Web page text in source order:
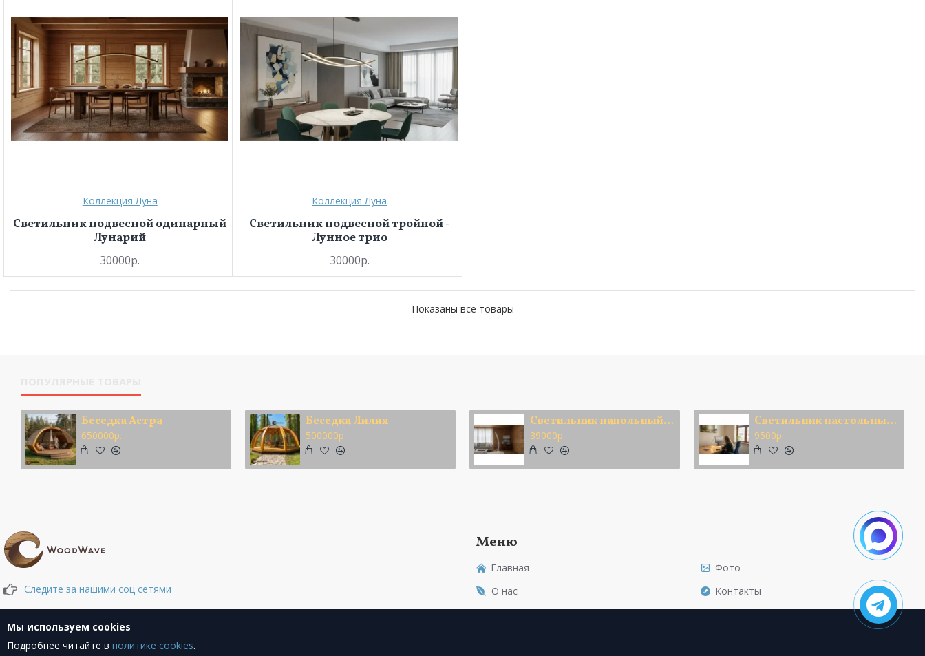
Коллекция Луна
Светильник подвесной одинарный
Лунарий
30000р.
Коллекция Луна
Светильник подвесной тройной -
Лунное трио
30000р.
Показаны все товары
Беседка Астра
650000р.
Беседка Лилия
500000р.
Светильник напольный Парус
39000р.
Светильник настольный Полумесяц
9500р.
Следите за нашими соц сетями
Меню
Главная
О нас
Фото
Контакты
Мы используем cookies
Подробнее читайте в политике cookies.